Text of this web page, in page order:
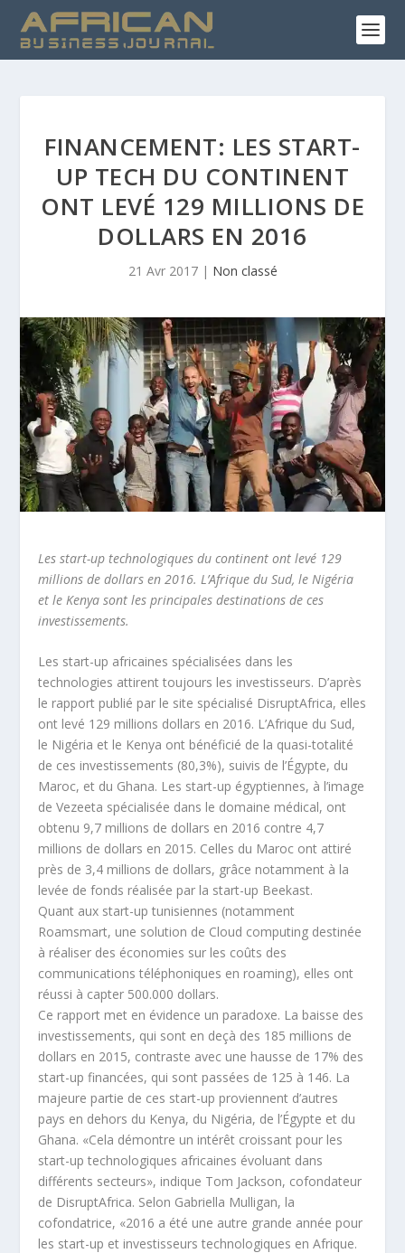
FINANCEMENT: LES START-
UP TECH DU CONTINENT
ONT LEVÉ 129 MILLIONS DE
DOLLARS EN 2016
21 Avr 2017| Non classé
Les start-up technologiques du continent ont levé 129
millions de dollars en 2016. L’Afrique du Sud, le Nigéria
et le Kenya sont les principales destinations de ces
investissements.
Les start-up africaines spécialisées dans les
technologies attirent toujours les investisseurs. D’après
le rapport publié par le site spécialisé DisruptAfrica, elles
ont levé 129 millions dollars en 2016. L’Afrique du Sud,
le Nigéria et le Kenya ont bénéficié de la quasi-totalité
de ces investissements (80,3%), suivis de l’Égypte, du
Maroc, et du Ghana. Les start-up égyptiennes, à l’image
de Vezeeta spécialisée dans le domaine médical, ont
obtenu 9,7 millions de dollars en 2016 contre 4,7
millions de dollars en 2015. Celles du Maroc ont attiré
près de 3,4 millions de dollars, grâce notamment à la
levée de fonds réalisée par la start-up Beekast.
Quant aux start-up tunisiennes (notamment
Roamsmart, une solution de Cloud computing destinée
à réaliser des économies sur les coûts des
communications téléphoniques en roaming), elles ont
réussi à capter 500.000 dollars.
Ce rapport met en évidence un paradoxe. La baisse des
investissements, qui sont en deçà des 185 millions de
dollars en 2015, contraste avec une hausse de 17% des
start-up financées, qui sont passées de 125 à 146. La
majeure partie de ces start-up proviennent d’autres
pays en dehors du Kenya, du Nigéria, de l’Égypte et du
Ghana. «Cela démontre un intérêt croissant pour les
start-up technologiques africaines évoluant dans
différents secteurs», indique Tom Jackson, cofondateur
de DisruptAfrica. Selon Gabriella Mulligan, la
cofondatrice, «2016 a été une autre grande année pour
les start-up et investisseurs technologiques en Afrique.